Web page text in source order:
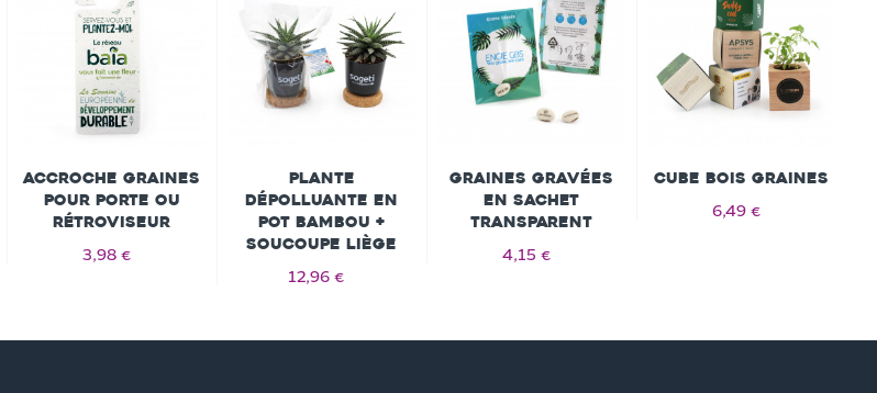
Accroche Graines
pour Porte ou
Rétroviseur
3,98 €
Plante
dépolluante en
Pot Bambou +
soucoupe liège
12,96 €
Graines gravées
en sachet
transparent
4,15 €
Cube bois Graines
6,49 €